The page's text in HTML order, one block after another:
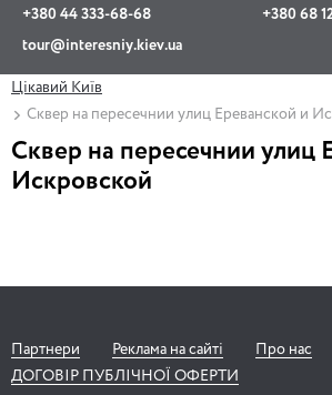
+380 44 333-68-68
+380 68
tour@interesniy.kiev.ua
Viber
Цікавий Київ
Сквер на пересечнии улиц Ереванской и
Сквер на пересечнии улиц
Искровской
Партнери Реклама на сайті Про нас
ДОГОВІР ПУБЛІЧНОЇ ОФЕРТИ